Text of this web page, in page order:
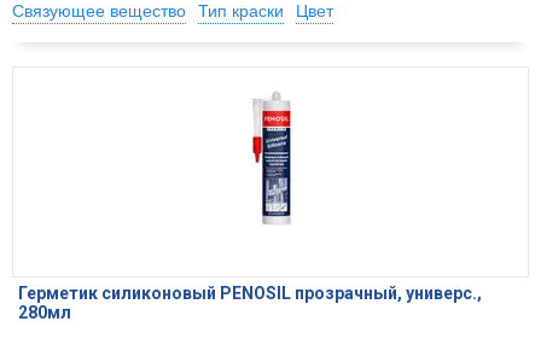
Связующее вещество
Тип краски Цвет
Герметик силиконовый PENOSIL прозрачный, универс.,
280мл